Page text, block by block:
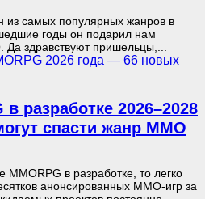
из самых популярных жанров в
годы он подарил нам
здравствуют пришельцы,...
разработке 2026–2028
спасти жанр MMO
в разработке, то легко
анонсированных MMO-игр за